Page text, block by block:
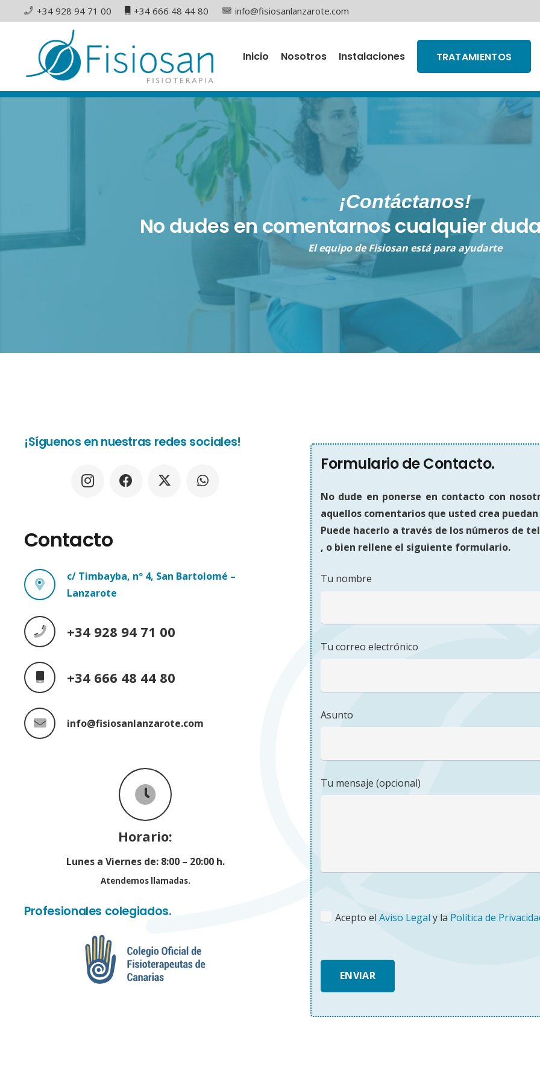
+34 928 94 71 00 +34 666 48 44 80 info@fisiosanlanzarote.com
Inicio Nosotros Instalaciones TRATAMIENTOS
¡Contáctanos!
No dudes en comentarnos cualquier
El equipo deFisiosan está para ayudarte
¡Síguenos en nuestras redes sociales!
Contacto
c/ Timbayba, nº 4, San Bartolomé –
Lanzarote
+34 928 94 71 00
+34 666 48 44 80
info@fisiosanlanzarote.com
Horario:
Lunes a Viernes de: 8:00 – 20:00 h.
Atendemos llamadas.
Profesionales colegiados.
Formulario de Contacto.
No dude en ponerse en contacto con
aquellos comentarios que usted crea
Puede hacerlo a través de los números de
, o bien rellene el siguiente formulario.
Tu nombre
Tu correo electrónico
Asunto
Tu mensaje (opcional)
Acepto el Aviso Legaly la Política de